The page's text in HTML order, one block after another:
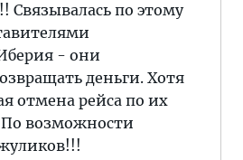
Связывалась по этому
- они
деньги. Хотя
отмена рейса по их
возможности